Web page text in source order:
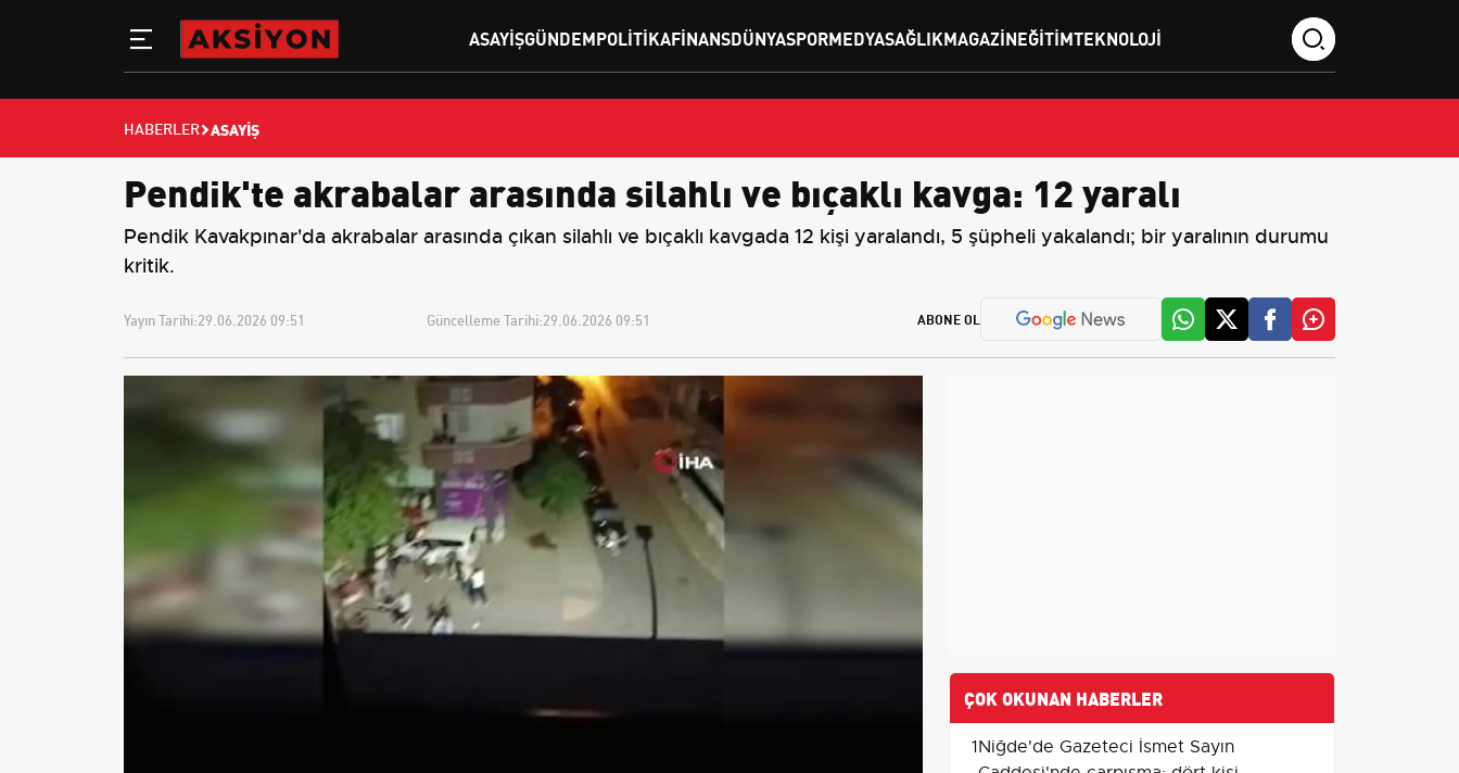
ASAYIŞGÜNDEMPOLITIKAFINANSDÜNYASPORMEDYASAĞLIKMAGAZINEĞITIMTEKNOLOJI
HABERLER ASAYIŞ
Pendik'te akrabalar arasında silahlı ve bıçaklı kavga: 12 yaralı
Pendik Kavakpınar'da akrabalar arasında çıkan silahlı ve bıçaklı kavgada 12 kişi yaralandı, 5 şüpheli yakalandı; bir yaralının durumu
kritik.
Yayın Tarihi:29.06.2026 09:51 Güncelleme Tarihi:29.06.2026 09:51 ABONE OL
ÇOK OKUNAN HABERLER
1Niğde'de Gazeteci İsmet Sayın